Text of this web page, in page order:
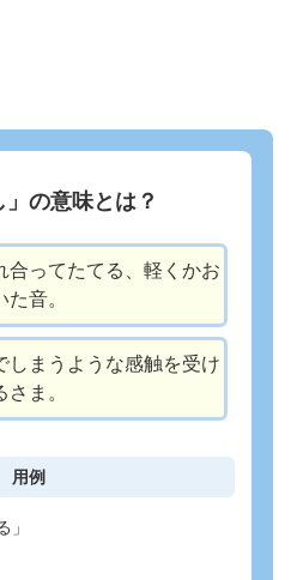
」の意味とは？
合ってたてる、軽くかお
た音。
しまうような感触を受け
さま。
用例
」